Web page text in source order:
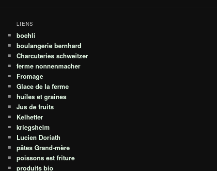
LIENS
boehli
boulangerie bernhard
Charcuteries schweitzer
ferme nonnenmacher
Fromage
Glace de la ferme
huiles et graines
Jus de fruits
Kelhetter
kriegsheim
Lucien Doriath
pâtes Grand-mère
poissons est friture
produits bio